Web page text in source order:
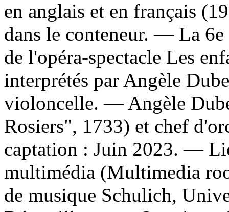
en anglais et en français
dans le conteneur. — La
de l'opéra-spectacle Les
interprétés par Angèle
violoncelle. — Angèle
Rosiers", 1733) et chef
captation : Juin 2023. —
multimédia (Multimedia
de musique Schulich,